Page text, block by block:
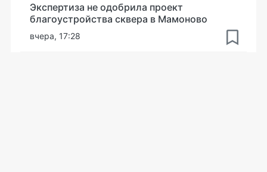
Экспертиза не одобрила проект
благоустройства сквера в Мамоново
вчера, 17:28